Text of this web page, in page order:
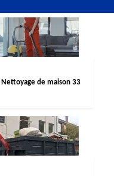
Nettoyage de maison 33